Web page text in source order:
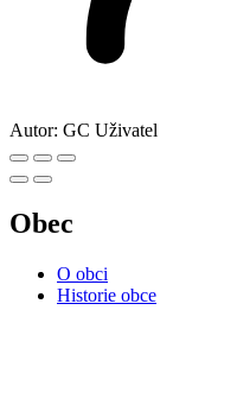
Autor: GC Uživatel
Obec
O obci
Historie obce